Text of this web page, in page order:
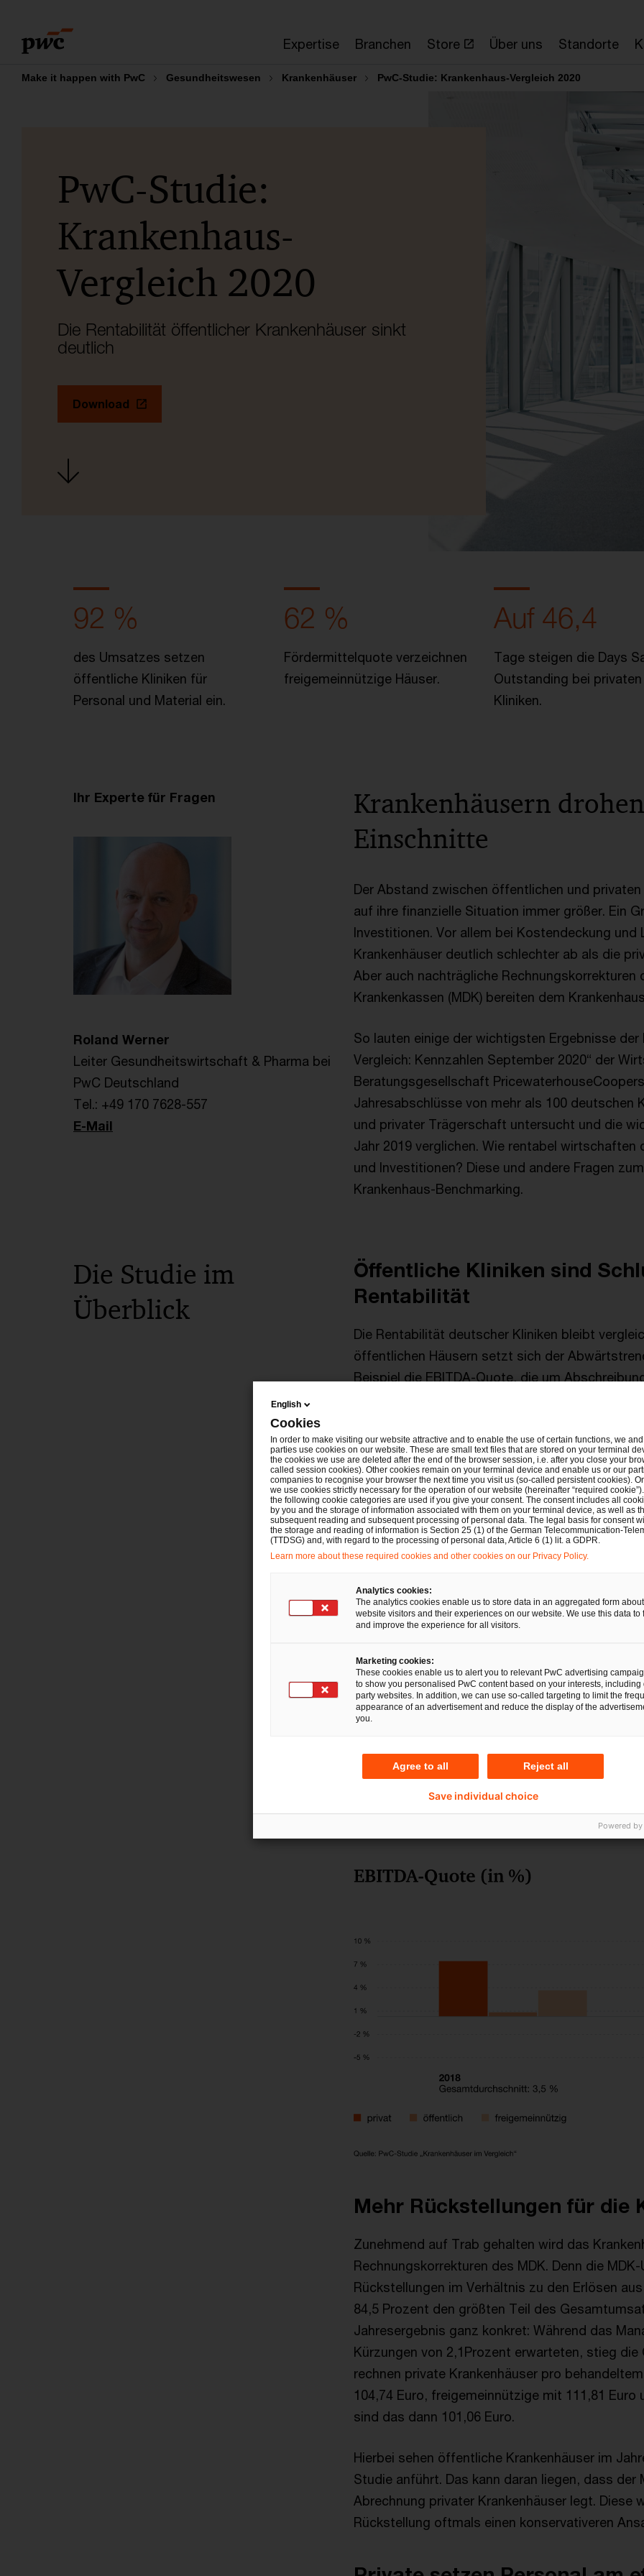
content
footer
Expertise Branchen Store Über uns Standorte
Make it happen with PwC Gesundheitswesen Krankenhäuser PwC-Studie: Krankenhaus-Vergleich 2020
PwC-Studie:
Krankenhaus-
Vergleich 2020
Die Rentabilität öffentlicher Krankenhäuser sinkt
deutlich
Download
92 %
des Umsatzes setzen
öffentliche Kliniken für
Personal und Material ein.
62 %
Fördermittelquote verzeichnen
freigemeinnützige Häuser.
Auf 46,4
Tage steigen die Days
Outstanding bei privaten
Kliniken.
Ihr Experte für Fragen
Roland Werner
Leiter Gesundheitswirtschaft & Pharma bei
PwC Deutschland
Tel.: +49 170 7628-557
E-Mail
Krankenhäusern
Einschnitte
Der Abstand zwischen öffentlichen und
auf ihre finanzielle Situation immer größer. Ein
Investitionen. Vor allem bei Kostendeckung
Krankenhäuser deutlich schlechter ab als die
Aber auch nachträgliche
Krankenkassen (MDK) bereiten dem
So lauten einige der wichtigsten Ergebnisse der
Vergleich: Kennzahlen September 2020“ der
Beratungsgesellschaft
Jahresabschlüsse von mehr als 100 deutschen
und privater Trägerschaft untersucht und die
Jahr 2019 verglichen. Wie rentabel
und Investitionen? Diese und andere Fragen
Krankenhaus-Benchmarking.
Die Studie im
Überblick
Öffentliche Kliniken sind
Rentabilität
Die Rentabilität deutscher Kliniken bleibt
öffentlichen Häusern setzt sich der
Beispiel die EBITDA-Quote, die um
Prozentpunkten verschlechterte sich die
Vergleich zu 2018 noch einmal deutlich. Im
Prozentpunkten.
Freigemeinnützige Krankenhäuser verzeichnen
0,3 Prozentpunkte auf 2,6 Prozent im Jahr
private Kliniken ein. Obwohl sie
wirtschaften sie rentabler als die Kliniken
Mehr Rückstellungen für die
Zunehmend auf Trab gehalten wird das
Rechnungskorrekturen des MDK. Denn die
Rückstellungen im Verhältnis zu den Erlösen
84,5 Prozent den größten Teil des
Jahresergebnis ganz konkret: Während das
Kürzungen von 2,1Prozent erwarteten, stieg
rechnen private Krankenhäuser pro
104,74 Euro, freigemeinnützige mit 111,81
sind das dann 101,06 Euro.
Hierbei sehen öffentliche Krankenhäuser im
Studie anführt. Das kann daran liegen, dass der
Abrechnung privater Krankenhäuser legt. Diese
Rückstellung oftmals einen konservativeren
English
Cookies
In order to make visiting our website attractive and to enable the use of certain functions, we
parties use cookies on our website. These are small text files that are stored on your terminal
the cookies we use are deleted after the end of the browser session, i.e. after you close your
called session cookies). Other cookies remain on your terminal device and enable us or our
companies to recognise your browser the next time you visit us (so-called persistent cookies).
we use cookies strictly necessary for the operation of our website (hereinafter “required
the following cookie categories are used if you give your consent. The consent includes all
by you and the storage of information associated with them on your terminal device, as well as
subsequent reading and subsequent processing of personal data. The legal basis for consent
the storage and reading of information is Section 25 (1) of the German Telecommunication-
(TTDSG) and, with regard to the processing of personal data, Article 6 (1) lit. a GDPR.
Learn more about these required cookies and other cookies on our Privacy Policy.
Analytics cookies:
The analytics cookies enable us to store data in an aggregated form
website visitors and their experiences on our website. We use this data to
and improve the experience for all visitors.
Marketing cookies:
These cookies enable us to alert you to relevant PwC advertising
to show you personalised PwC content based on your interests, including
party websites. In addition, we can use so-called targeting to limit the
appearance of an advertisement and reduce the display of the
you.
Agree to all Reject all
Save individual choice
Powered by